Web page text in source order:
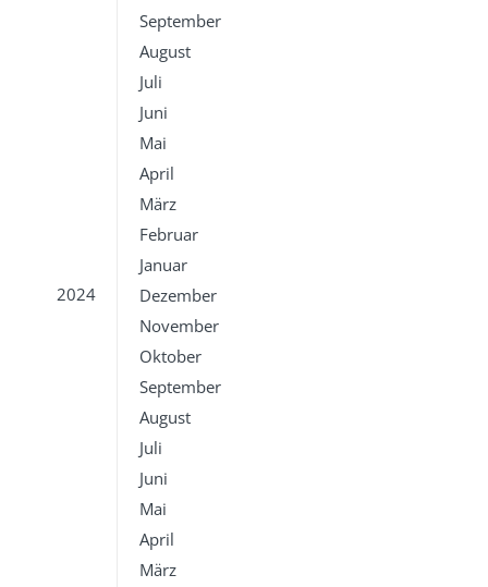
September
August
Juli
Juni
Mai
April
März
Februar
Januar
2024
Dezember
November
Oktober
September
August
Juli
Juni
Mai
April
März